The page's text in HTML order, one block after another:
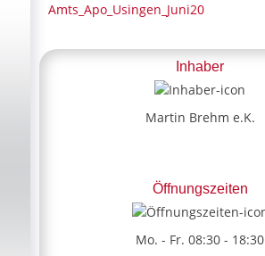
Amts_Apo_Usingen_Juni20
Inhaber
Martin Brehm e.K.
Öffnungszeiten
Mo. - Fr. 08:30 - 18:30